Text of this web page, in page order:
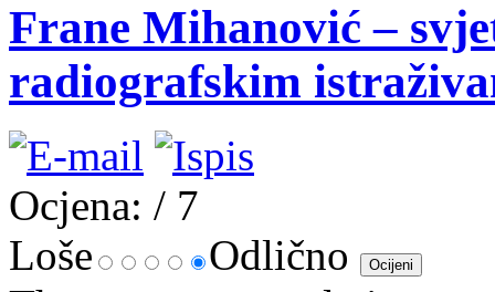
Frane Mihanović –
radiografskim
Ocjena: / 7
Loše
Odlično